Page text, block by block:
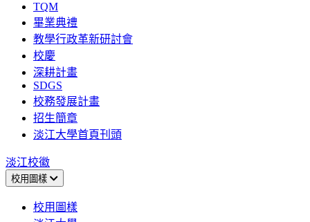
TQM
畢業典禮
教學行政革新研討會
校慶
深耕計畫
SDGS
校務發展計畫
招生簡章
淡江大學首頁刊頭
淡江校徽
校用圖樣
校用圖樣